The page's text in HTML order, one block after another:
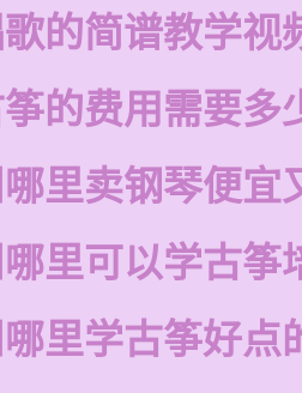
的简谱教学视
的费用需要多
里卖钢琴便宜
里可以学古筝
里学古筝好点